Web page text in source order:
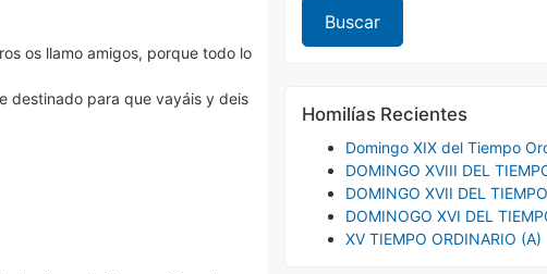
os llamo amigos, porque todo lo
destinado para que vayáis y deis
Homilías Recientes
Domingo XIX del Tiempo
DOMINGO XVIII DEL
DOMINGO XVII DEL
DOMINOGO XVI DEL
XV TIEMPO ORDINARIO (A)